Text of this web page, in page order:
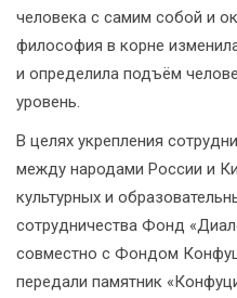
человека с самим собой и
философия в корне
и определила подъём
уровень.
В целях укрепления
между народами России и
культурных и
сотрудничества Фонд
совместно с Фондом
передали памятник